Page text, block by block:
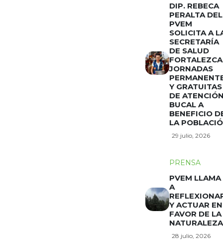
DIP. REBECA
PERALTA DEL
PVEM
SOLICITA A
SECRETARÍA
DE SALUD
FORTALEZCA
JORNADAS
Y GRATUITAS
DE
BUCAL A
BENEFICIO
LA
29 julio, 2026
PRENSA
PVEM LLAMA
A
Y ACTUAR EN
FAVOR DE LA
NATURALEZA
28 julio, 2026